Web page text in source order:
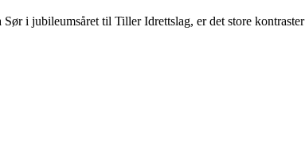
i jubileumsåret til Tiller Idrettslag, er det store kontraster